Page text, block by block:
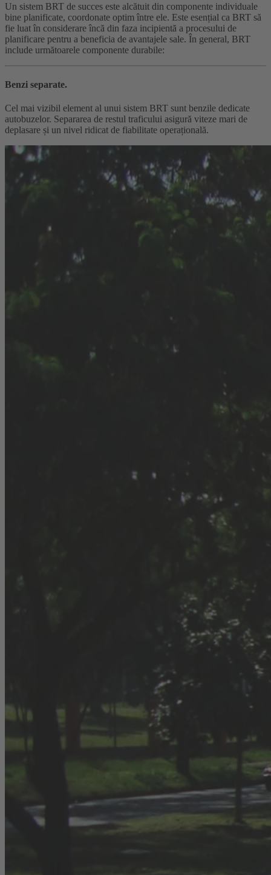
Un sistem BRT de succes este alcătuit din componente individuale
bine planificate, coordonate optim între ele. Este esențial ca BRT să
fie luat în considerare încă din faza incipientă a procesului de
planificare pentru a beneficia de avantajele sale. În general, BRT
include următoarele componente durabile:
Benzi separate.
Cel mai vizibil element al unui sistem BRT sunt benzile dedicate
autobuzelor. Separarea de restul traficului asigură viteze mari de
deplasare și un nivel ridicat de fiabilitate operațională.